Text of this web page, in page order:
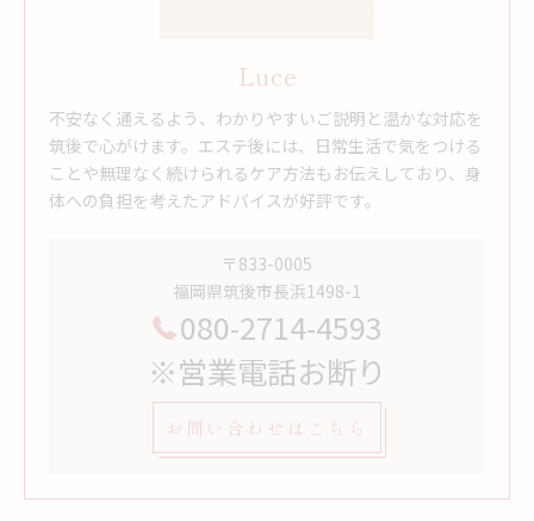
Luce
不安なく通えるよう、わかりやすいご説明と温かな対応を
筑後で心がけます。エステ後には、日常生活で気をつける
ことや無理なく続けられるケア方法もお伝えしており、身
体への負担を考えたアドバイスが好評です。
〒833-0005
福岡県筑後市長浜1498-1
080-2714-4593
※営業電話お断り
お問い合わせはこちら